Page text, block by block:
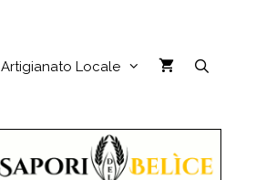
Artigianato Locale